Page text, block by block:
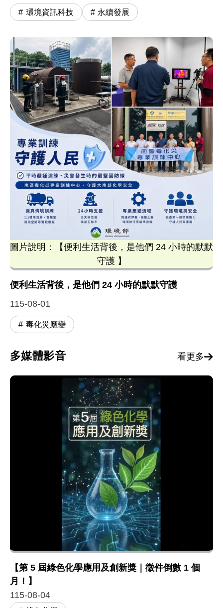
環境資訊科技 永續發展
圖片說明：【便利生活背後，是他們 24 小時的默默
守護 】
便利生活背後，是他們 24 小時的默默守護
115-08-01
毒化災應變
多媒體影音 看更多
【第 5 屆綠色化學應用及創新獎｜徵件倒數 1 個
月！】
115-08-04